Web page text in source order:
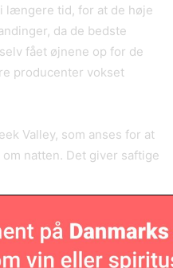
længere tid, for at de høje
da de bedste
fået øjnene op for de
producenter vokset
Valley, som anses for at
natten. Det giver saftige
kam. Der var en
igennem, og som
ikke for modne druer og